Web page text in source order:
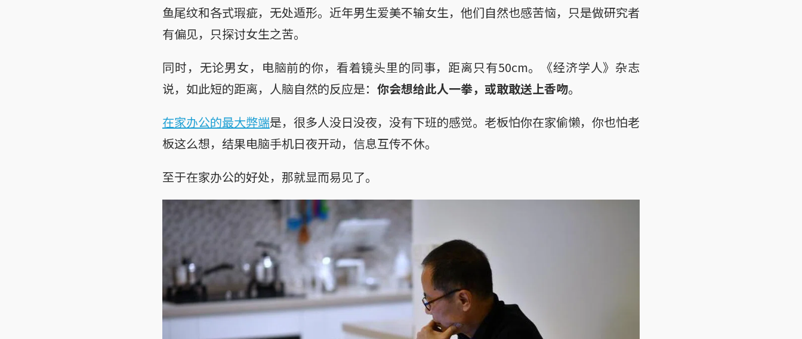
鱼尾纹和各式瑕疵，无处遁形。近年男生爱美不输女生，他们自然也感苦恼，只是做研究者
有偏见，只探讨女生之苦。
同时，无论男女，电脑前的你，看着镜头里的同事，距离只有50cm。《经济学人》杂志
说，如此短的距离，人脑自然的反应是： 你会想给此人一拳，或敢敢送上香吻。
在家办公的最大弊端是，很多人没日没夜，没有下班的感觉。老板怕你在家偷懒，你也怕老
板这么想，结果电脑手机日夜开动，信息互传不休。
至于在家办公的好处，那就显而易见了。